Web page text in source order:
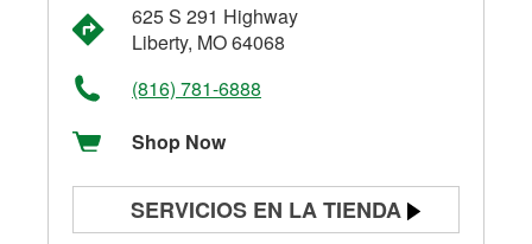
625 S 291 Highway
Liberty, MO 64068
(816) 781-6888
Shop Now
SERVICIOS EN LA TIENDA